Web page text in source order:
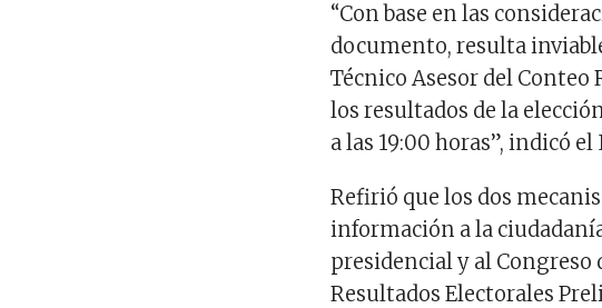
“Con base en las
documento, resulta
Técnico Asesor del
los resultados de la
a las 19:00 horas”, indicó
Refirió que los dos
información a la
presidencial y al Congreso
Resultados Electorales